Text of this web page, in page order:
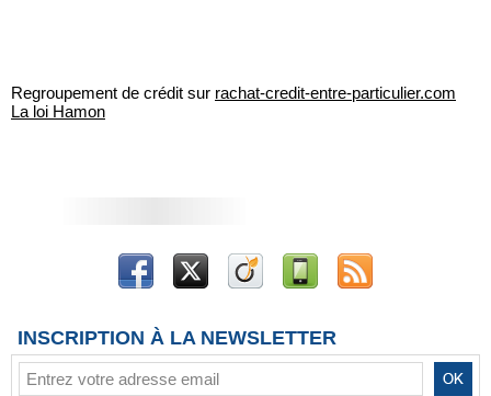
Regroupement de crédit sur rachat-credit-entre-particulier.com
La loi Hamon
INSCRIPTION À LA NEWSLETTER